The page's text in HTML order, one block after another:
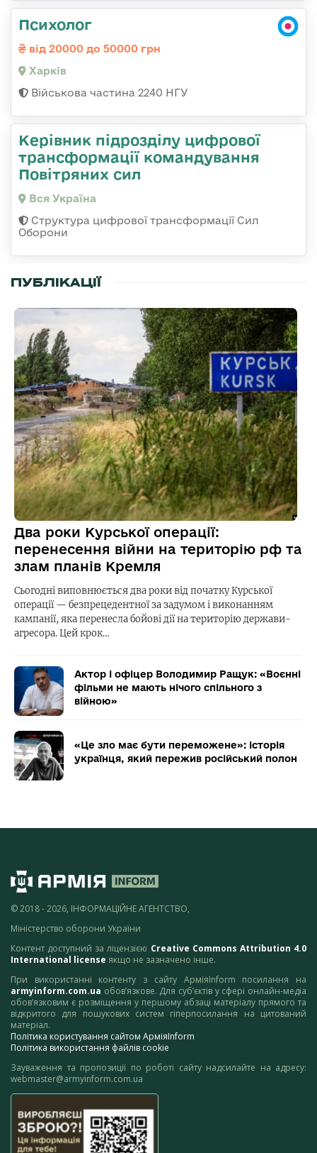
Психолог
від 20000 до 50000 грн
Харків
Військова частина 2240 НГУ
Керівник підрозділу цифрової
трансформації командування
Повітряних сил
Вся Україна
Структура цифрової трансформації Сил
Оборони
ПУБЛІКАЦІЇ
Два роки Курської операції:
перенесення війни на територію рф та
злам планів Кремля
Сьогодні виповнюється два роки від початку Курської
операції — безпрецедентної за задумом і виконанням
кампанії, яка перенесла бойові дії на територію держави-
агресора. Цей крок…
Актор і офіцер Володимир Ращук: «Воєнні
фільми не мають нічого спільного з
війною»
«Це зло має бути переможене»: історія
українця, який пережив російський полон
© 2018 - 2026, ІНФОРМАЦІЙНЕ АГЕНТСТВО,
Міністерство оборони України
Контент доступний за ліцензією Creative Commons Attribution 4.0
International license якщо не зазначено інше.
При використанні контенту з сайту АрміяInform посилання на
armyinform.com.ua обов’язкове. Для суб’єктів у сфері онлайн-медіа
обов’язковим є розміщення у першому абзаці матеріалу прямого та
відкритого для пошукових систем гіперпосилання на цитований
матеріал.
Політика користування сайтом АрміяInform
Політика використання файлів cookie
Зауваження та пропозиції по роботі сайту надсилайте на адресу:
webmaster@armyinform.com.ua